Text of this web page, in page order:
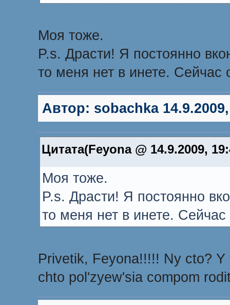
Моя тоже.
P.s. Драсти! Я постоянно
то меня нет в инете. Сейчас
Автор: sobachka
Цитата(Feyona @ 14.9.2009,
Моя тоже.
P.s. Драсти! Я постоянно
то меня нет в инете.
Privetik, Feyona!!!!! Ny cto?
chto pol'zyew'sia compom